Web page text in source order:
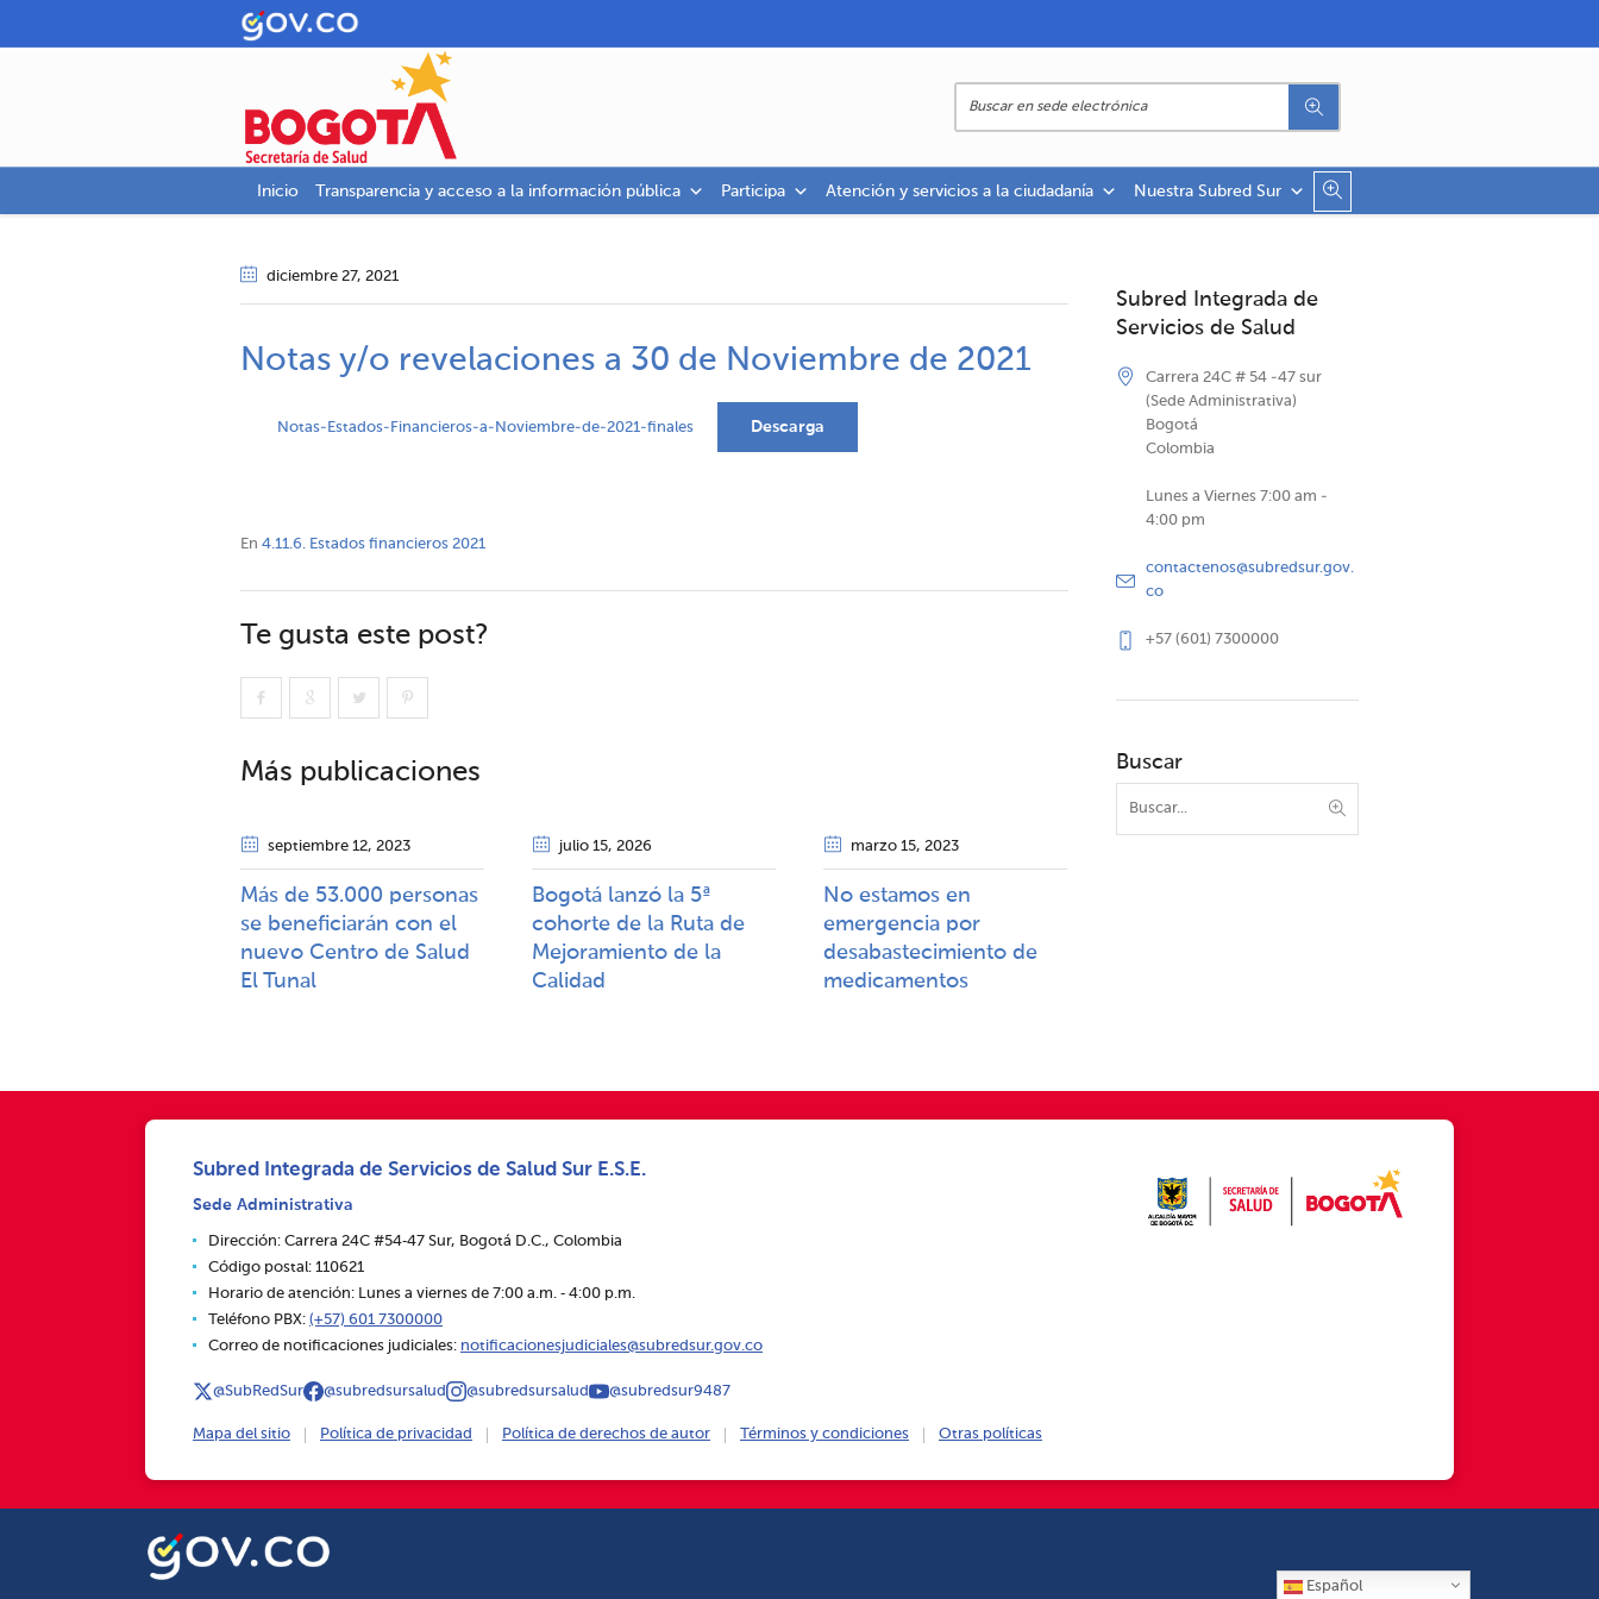
Inicio Transparencia y acceso a la información pública Participa Atención y servicios a la ciudadanía Nuestra Subred Sur
diciembre 27, 2021
Notas y/o revelaciones a 30 de Noviembre de 2021
Notas-Estados-Financieros-a-Noviembre-de-2021-finales Descarga
En 4.11.6. Estados financieros 2021
Te gusta este post?
Más publicaciones
septiembre 12, 2023
Más de 53.000 personas
se beneficiarán con el
nuevo Centro de Salud
El Tunal
julio 15, 2026
Bogotá lanzó la 5ª
cohorte de la Ruta de
Mejoramiento de la
Calidad​​
marzo 15, 2023
No estamos en
emergencia por
desabastecimiento de
medicamentos
Subred Integrada de
Servicios de Salud
Carrera 24C # 54 -47 sur
(Sede Administrativa)
Bogotá
Colombia
Lunes a Viernes 7:00 am -
4:00 pm
contactenos@subredsur.gov.
co
+57 (601) 7300000
Buscar
Subred Integrada de Servicios de Salud Sur E.S.E.
Sede Administrativa
Dirección: Carrera 24C #54‑47 Sur, Bogotá D.C., Colombia
Código postal: 110621
Horario de atención: Lunes a viernes de 7:00 a.m. ‑ 4:00 p.m.
Teléfono PBX: (+57) 601 7300000
Correo de notificaciones judiciales: notificacionesjudiciales@subredsur.gov.co
@SubRedSur @subredsursalud @subredsursalud @subredsur9487
Mapa del sitio Política de privacidad Política de derechos de autor Términos y condiciones Otras políticas
Español